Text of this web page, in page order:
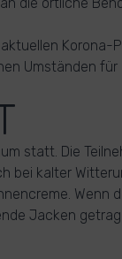
Umständen
statt. Die
bei kalter
Wenn
Jacken